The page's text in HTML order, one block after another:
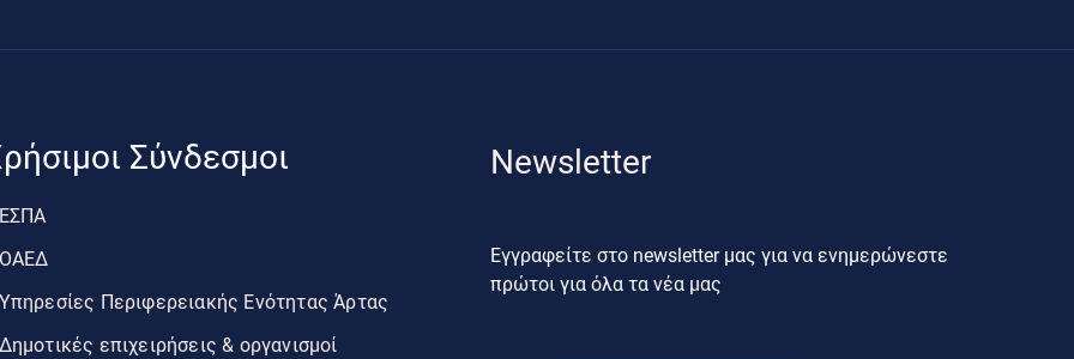
Σύνδεσμοι
Περιφερειακής Ενότητας Άρτας
επιχειρήσεις & οργανισμοί
Newsletter
Εγγραφείτε στο newsletter μας για να ενημερώνεστε
πρώτοι για όλα τα νέα μας